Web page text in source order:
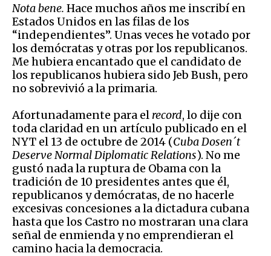
Nota bene. Hace muchos años me inscribí en
Estados Unidos en las filas de los
“independientes”. Unas veces he votado por
los demócratas y otras por los republicanos.
Me hubiera encantado que el candidato de
los republicanos hubiera sido Jeb Bush, pero
no sobrevivió a la primaria.
Afortunadamente para el record, lo dije con
toda claridad en un artículo publicado en el
NYT el 13 de octubre de 2014 (Cuba Dosen´t
Deserve Normal Diplomatic Relations). No me
gustó nada la ruptura de Obama con la
tradición de 10 presidentes antes que él,
republicanos y demócratas, de no hacerle
excesivas concesiones a la dictadura cubana
hasta que los Castro no mostraran una clara
señal de enmienda y no emprendieran el
camino hacia la democracia.